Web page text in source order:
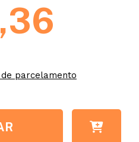
parcelamento